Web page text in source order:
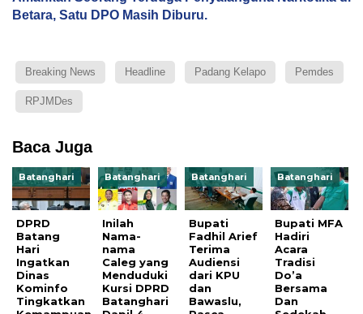
Betara, Satu DPO Masih Diburu.
Breaking News Headline Padang Kelapo Pemdes
RPJMDes
Baca Juga
Batanghari
DPRD
Batang
Hari
Ingatkan
Dinas
Kominfo
Tingkatkan
Batanghari
Inilah
Nama-
nama
Caleg yang
Menduduki
Kursi DPRD
Batanghari
Batanghari
Bupati
Fadhil Arief
Terima
Audiensi
dari KPU
dan
Bawaslu,
Batanghari
Bupati MFA
Hadiri
Acara
Tradisi
Do’a
Bersama
Dan